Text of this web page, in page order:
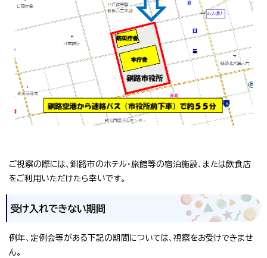
ご視察の際には、釧路市のホテル・旅館等の宿泊施設、または飲食店
をご利用いただけたら幸いです。
受け入れできない期間
例年、定例会等がある下記の期間については、視察をお受けできませ
ん。